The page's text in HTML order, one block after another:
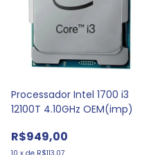
Processador Intel 1700 i3
12100T 4.10GHz OEM(imp)
R$949,00